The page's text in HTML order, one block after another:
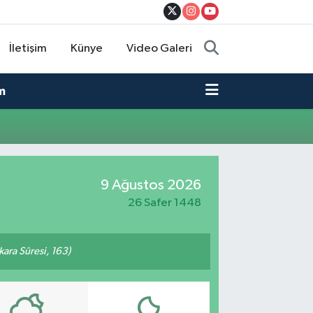
İletişim Künye Video Galeri
9 Ağustos 2026
26 Safer 1448
Sûresi, 163)